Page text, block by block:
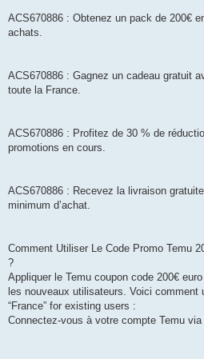
ACS670886 : Obtenez un pack de 200€
achats.
ACS670886 : Gagnez un cadeau gratuit
toute la France.
ACS670886 : Profitez de 30 % de
promotions en cours.
ACS670886 : Recevez la livraison
minimum d’achat.
Comment Utiliser Le Code Promo Temu
?
Appliquer le Temu coupon code 200€
les nouveaux utilisateurs. Voici
“France” for existing users :
Connectez-vous à votre compte Temu via